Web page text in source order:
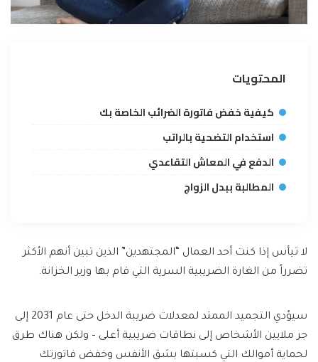
المحتويات
كيفية خفض فاتورة الضرائب الخاصة بك
استخدام التضحية بالراتب
الدفع في المعاش التقاعدي
المطالبة ببدل الزواج
لا تيأس إذا كنت أحد العمال “المجتهدين” الذين تبين أنهم الأكثر
تضرراً من الغارة الضريبية السرية التي قام بها وزير الخزانة.
سيؤدي التجميد الممتد لمعدلات ضريبة الدخل حتى عام 2031 إلى
جر ملايين الأشخاص إلى نطاقات ضريبية أعلى – ولكن هناك طرق
لحماية أموالك التي كسبتها بشق الأنفس وخفض فاتورتك